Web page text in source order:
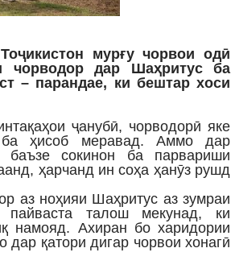
мурғу чорвои одӣ
чорводор дар Шаҳритус ба
– парандае, ки бештар хоси
ҷанубӣ, чорводорӣ яке
ҳисоб меравад. Аммо дар
сокинон ба парвариши
ҳарчанд ин соҳа ҳанӯз рушд
аз ноҳияи Шаҳритус аз зумраи
талош мекунад, ки
намояд. Ахиран бо харидории
қатори дигар чорвои хонагӣ